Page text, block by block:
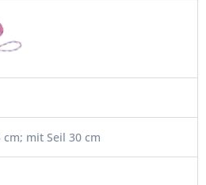
cm; mit Seil 30 cm